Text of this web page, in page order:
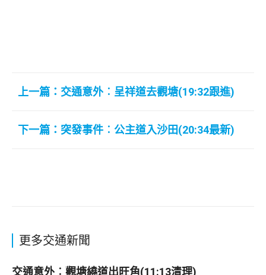
上一篇：交通意外︰呈祥道去觀塘(19:32跟進)
下一篇：突發事件︰公主道入沙田(20:34最新)
更多交通新聞
交通意外︰觀塘繞道出旺角(11:13清理)